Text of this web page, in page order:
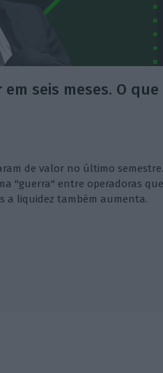
seis meses. O que
de valor no último
"guerra" entre operadoras que
a liquidez também aumenta.